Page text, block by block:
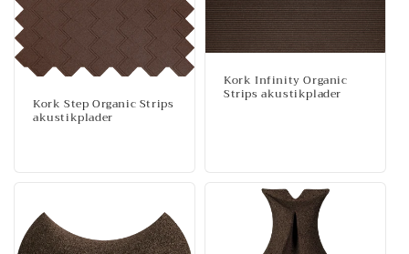
Kork Step Organic Strips
akustikplader
Kork Infinity Organic
Strips akustikplader